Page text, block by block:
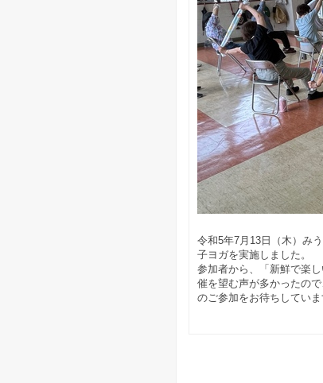
令和5年7月13日（木）み
子ヨガを実施しました。
参加者から、「新鮮で楽
催を望む声が多かったの
のご参加をお待ちしていま